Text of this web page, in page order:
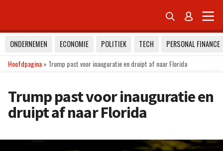
 
ONDERNEMEN ECONOMIE POLITIEK TECH
PERSONAL FINANCE
Hoofdpagina» Trump past voor inauguratie en druipt af naar Florida
Trump past voor inauguratie en
druipt af naar Florida